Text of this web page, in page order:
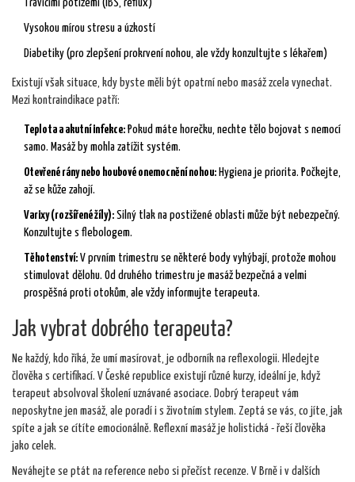
Trávicími potížemi (IBS, reflux)
Vysokou mírou stresu a úzkostí
Diabetiky (pro zlepšení prokrvení nohou, ale vždy konzultujte s lékařem)
Existují však situace, kdy byste měli být opatrní nebo masáž zcela vynechat.
Mezi kontraindikace patří:
Teplota a akutní infekce: Pokud máte horečku, nechte tělo bojovat s nemocí
samo. Masáž by mohla zatížit systém.
Otevřené rány nebo houbové onemocnění nohou: Hygiena je priorita. Počkejte,
až se kůže zahojí.
Varixy (rozšířené žíly): Silný tlak na postižené oblasti může být nebezpečný.
Konzultujte s flebologem.
Těhotenství: V prvním trimestru se některé body vyhýbají, protože mohou
stimulovat dělohu. Od druhého trimestru je masáž bezpečná a velmi
prospěšná proti otokům, ale vždy informujte terapeuta.
Jak vybrat dobrého terapeuta?
Ne každý, kdo říká, že umí masírovat, je odborník na reflexologii. Hledejte
člověka s certifikací. V České republice existují různé kurzy, ideální je, když
terapeut absolvoval školení uznávané asociace. Dobrý terapeut vám
neposkytne jen masáž, ale poradí i s životním stylem. Zeptá se vás, co jíte, jak
spíte a jak se cítíte emocionálně. Reflexní masáž je holistická - řeší člověka
jako celek.
Neváhejte se ptát na reference nebo si přečíst recenze. V Brně i v dalších